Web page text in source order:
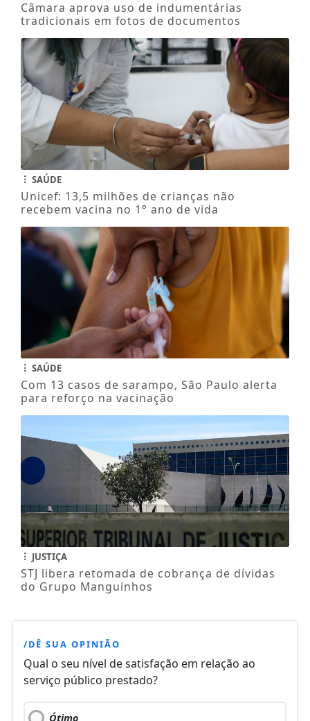
Câmara aprova uso de indumentárias
tradicionais em fotos de documentos
SAÚDE
Unicef: 13,5 milhões de crianças não
recebem vacina no 1° ano de vida
SAÚDE
Com 13 casos de sarampo, São Paulo alerta
para reforço na vacinação
JUSTIÇA
STJ libera retomada de cobrança de dívidas
do Grupo Manguinhos
/DÊ SUA OPINIÃO
Qual o seu nível de satisfação em relação ao
serviço público prestado?
Ótimo